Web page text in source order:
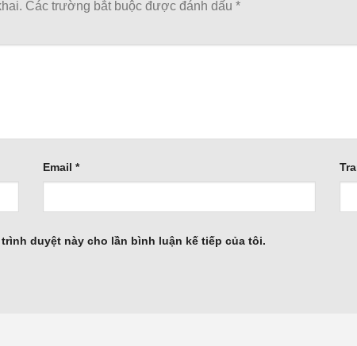
Các trường bắt buộc được đánh dấu *
Email*
duyệt này cho lần bình luận kế tiếp của tôi.